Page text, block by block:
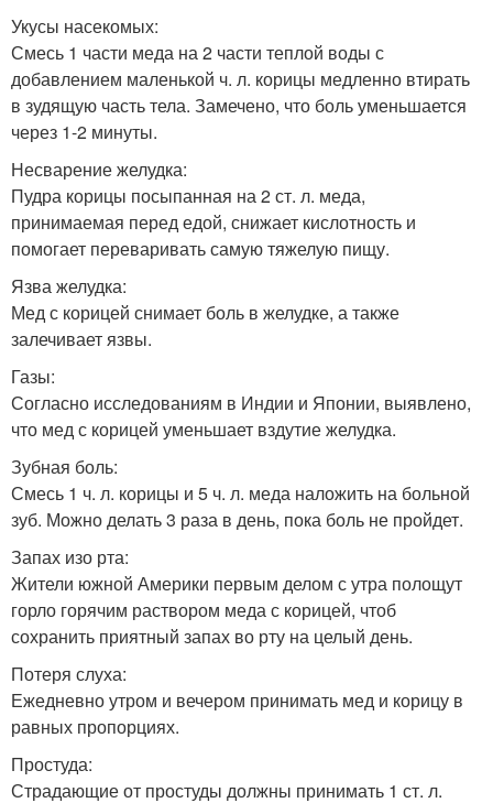
Укусы насекомых:
Смесь 1 части меда на 2 части теплой воды с
добавлением маленькой ч. л. корицы медленно втирать
в зудящую часть тела. Замечено, что боль уменьшается
через 1-2 минуты.
Несварение желудка:
Пудра корицы посыпанная на 2 ст. л. меда,
принимаемая перед едой, снижает кислотность и
помогает переваривать самую тяжелую пищу.
Язва желудка:
Мед с корицей снимает боль в желудке, а также
залечивает язвы.
Газы:
Согласно исследованиям в Индии и Японии, выявлено,
что мед с корицей уменьшает вздутие желудка.
Зубная боль:
Смесь 1 ч. л. корицы и 5 ч. л. меда наложить на больной
зуб. Можно делать 3 раза в день, пока боль не пройдет.
Запах изо рта:
Жители южной Америки первым делом с утра полощут
горло горячим раствором меда с корицей, чтоб
сохранить приятный запах во рту на целый день.
Потеря слуха:
Ежедневно утром и вечером принимать мед и корицу в
равных пропорциях.
Простуда:
Страдающие от простуды должны принимать 1 ст. л.